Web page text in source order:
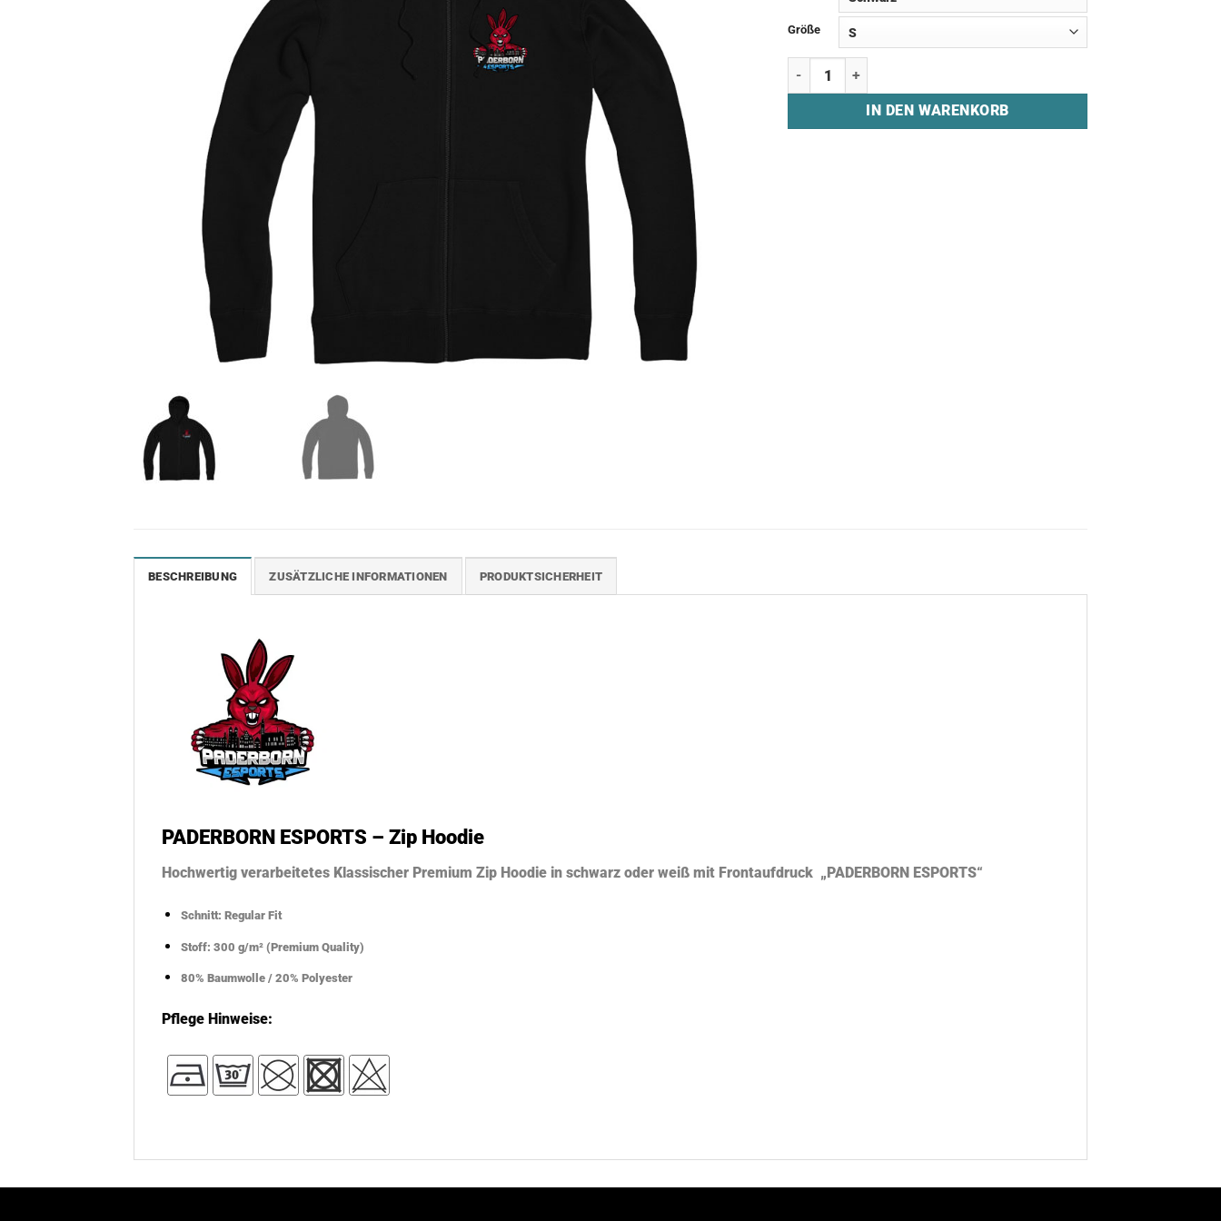
Größe
Zip Hoodie "PADERBORN ESPORTS" Menge
IN DEN WARENKORB
BESCHREIBUNG ZUSÄTZLICHE INFORMATIONEN PRODUKTSICHERHEIT
PADERBORN ESPORTS – Zip Hoodie
Hochwertig verarbeitetes Klassischer Premium Zip Hoodie in schwarz oder weiß mit Frontaufdruck „PADERBORN ESPORTS“
Schnitt: Regular Fit
Stoff: 300 g/m² (Premium Quality)
80% Baumwolle / 20% Polyester
Pflege Hinweise: